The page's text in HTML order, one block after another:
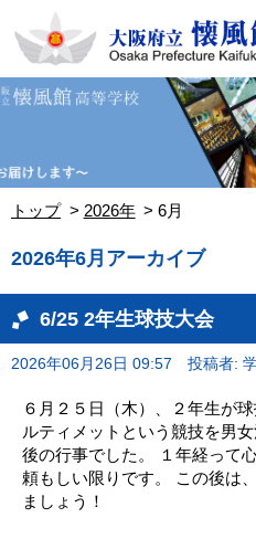
トップ 2026年 6月
2026年6月アーカイブ
6/25 2年生球技大会
2026年06月26日 09:57 投稿者:
６月２５日（木）、２年生が
ルティメットという競技を男
後の行事でした。 １年経って
頼もしい限りです。 この後は
ましょう！